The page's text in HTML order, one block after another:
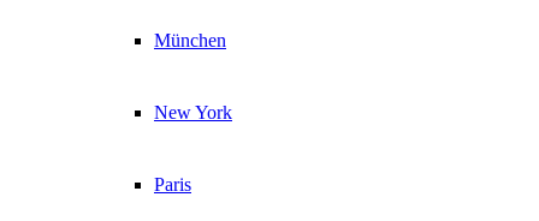
München
New York
Paris